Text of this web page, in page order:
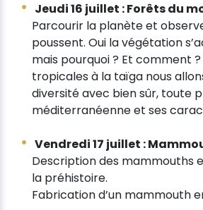
Jeudi 16 juillet : Forêts du
Parcourir la planète et
poussent. Oui la végétation
mais pourquoi ? Et comment
tropicales à la taïga nous
diversité avec bien sûr, toute
méditerranéenne et ses
Vendredi 17 juillet :
Description des mammouths
la préhistoire.
Fabrication d’un mammouth